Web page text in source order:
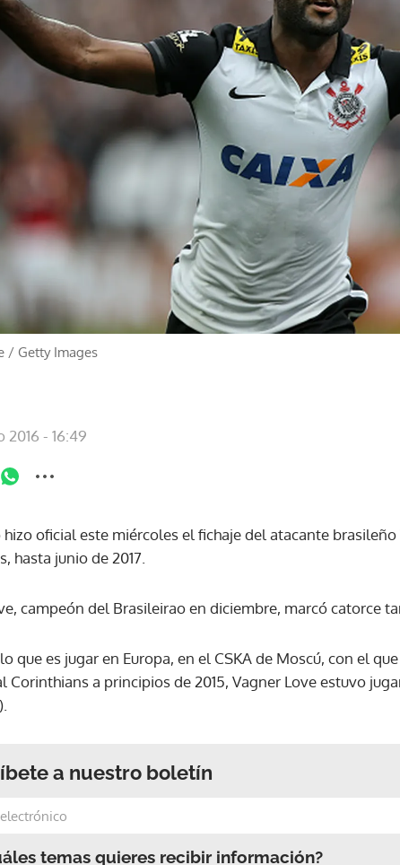
/ Getty Images
2016 - 16:49
hizo oficial este miércoles el fichaje del atacante
hasta junio de 2017.
campeón del Brasileirao en diciembre, marcó catorce
que es jugar en Europa, en el CSKA de Moscú, con el
Corinthians a principios de 2015, Vagner Love estuvo
a nuestro boletín
temas quieres recibir información?